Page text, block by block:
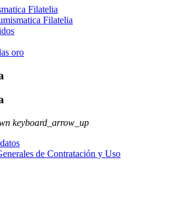
Filatelia
Filatelia
oro
keyboard_arrow_up
de Contratación y Uso